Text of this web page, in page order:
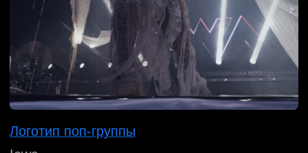
Нейминг магазина автозапчастей
Lovca